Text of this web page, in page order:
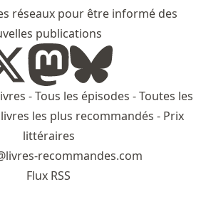
réseaux pour être informé des
publications
-Tous les épisodes -Toutes les
livres les plus recommandés - Prix
littéraires
recommandes.com
Flux RSS